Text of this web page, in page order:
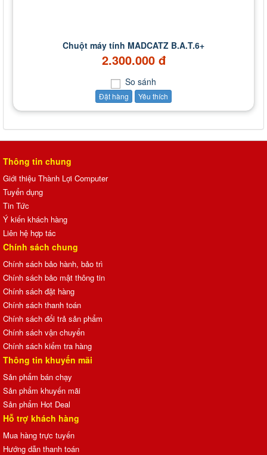
Chuột máy tính MADCATZ B.A.T.6+
2.300.000 đ
So sánh
Đặt hàng Yêu thích
Thông tin chung
Giới thiệu Thành Lợi Computer
Tuyển dụng
Tin Tức
Ý kiến khách hàng
Liên hệ hợp tác
Chính sách chung
Chính sách bảo hành, bảo trì
Chính sách bảo mật thông tin
Chính sách đặt hàng
Chính sách thanh toán
Chính sách đổi trả sản phẩm
Chính sách vận chuyển
Chính sách kiểm tra hàng
Thông tin khuyến mãi
Sản phẩm bán chạy
Sản phẩm khuyến mãi
Sản phẩm Hot Deal
Hỗ trợ khách hàng
Mua hàng trực tuyến
Hướng dẫn thanh toán